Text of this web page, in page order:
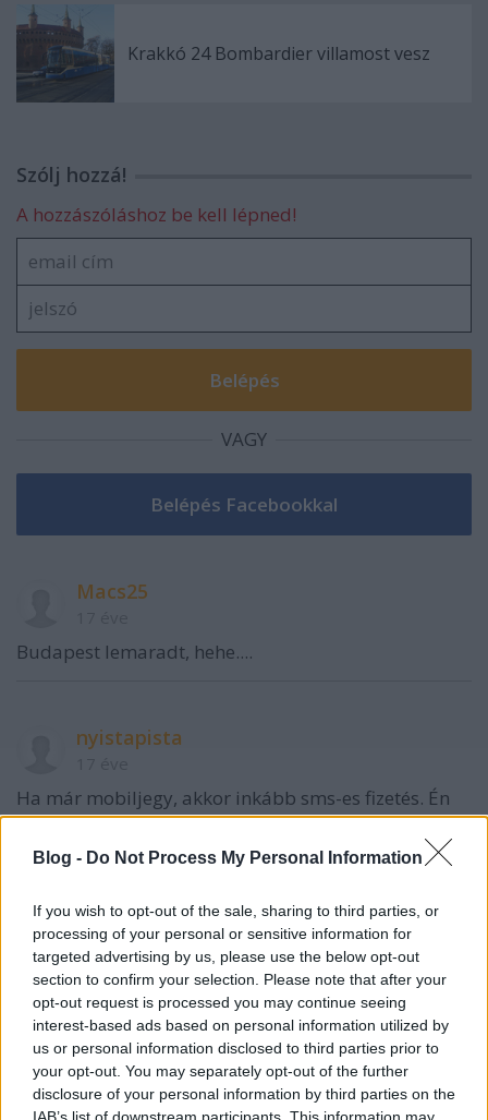
Blog - Do Not Process My Personal Information
If you wish to opt-out of the sale, sharing to third parties, or
processing of your personal or sensitive information for
targeted advertising by us, please use the below opt-out
section to confirm your selection. Please note that after your
opt-out request is processed you may continue seeing
interest-based ads based on personal information utilized by
us or personal information disclosed to third parties prior to
your opt-out. You may separately opt-out of the further
disclosure of your personal information by third parties on the
IAB’s list of downstream participants. This information may
Krakkó 24 Bombardier villamost vesz
Szólj hozzá!
A hozzászóláshoz be kell lépned!
VAGY
Macs25
Budapest lemaradt, hehe....
nyistapista
Ha már mobiljegy, akkor inkább sms-es fizetés. Én
biztos nem tökölnék azzal, hogy a megállóban
nekiálljak bepötyögni a bankkártyám számát. De
legalább van, ahol fejlesztenek.
RMP
17 éve
A bankkártya számát elég egyszer elmenteni a
mobilodon lévő szoftverbe, el tudja menteni.